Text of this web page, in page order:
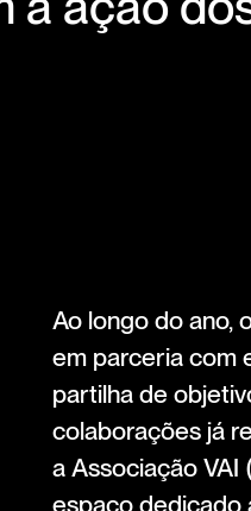
Ao longo do ano,
em parceria com
partilha de
colaborações já
a Associação
espaço dedicado